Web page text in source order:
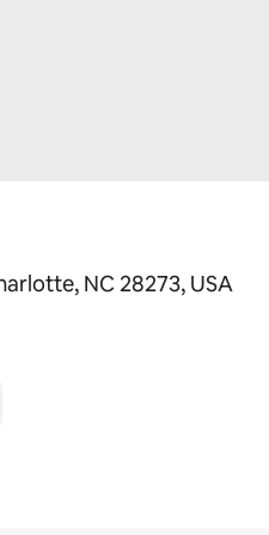
NC 28273, USA